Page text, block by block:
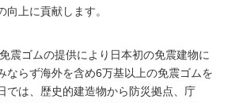
上に貢献します。
震ゴムの提供により日本初の免震建物に
ならず海外を含め6万基以上の免震ゴムを
では、歴史的建造物から防災拠点、庁